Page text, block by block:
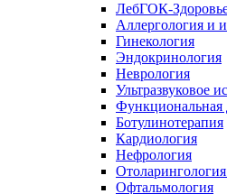
ЛебГОК-
Аллергология и
Гинекология
Эндокринология
Неврология
Ультразвуковое
Функциональная
Ботулинотерапия
Кардиология
Нефрология
Офтальмология